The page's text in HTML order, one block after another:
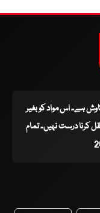
کاوش ہے۔ اس مواد کو بغیر
کرنا درست نہیں۔ تمام